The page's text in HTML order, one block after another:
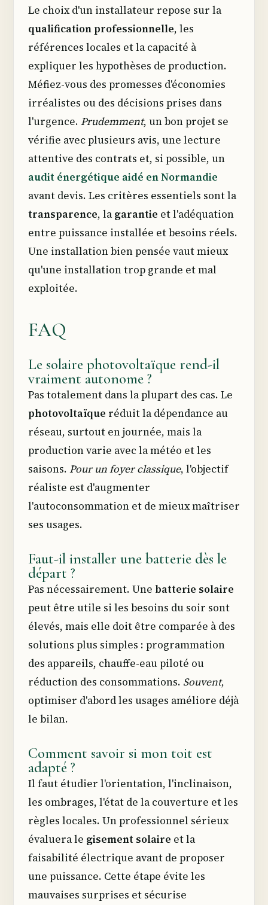
Le choix d'un installateur repose sur la
qualification professionnelle, les
références locales et la capacité à
expliquer les hypothèses de production.
Méfiez-vous des promesses d'économies
irréalistes ou des décisions prises dans
l'urgence. Prudemment, un bon projet se
vérifie avec plusieurs avis, une lecture
attentive des contrats et, si possible, un
audit énergétique aidé en Normandie
avant devis. Les critères essentiels sont la
transparence, lagarantie et l'adéquation
entre puissance installée et besoins réels.
Une installation bien pensée vaut mieux
qu'une installation trop grande et mal
exploitée.
FAQ
Le solaire photovoltaïque rend-il
vraiment autonome ?
Pas totalement dans la plupart des cas. Le
photovoltaïque réduit la dépendance au
réseau, surtout en journée, mais la
production varie avec la météo et les
saisons. Pour un foyer classique, l'objectif
réaliste est d'augmenter
l'autoconsommation et de mieux maîtriser
ses usages.
Faut-il installer une batterie dès le
départ ?
Pas nécessairement. Une batterie solaire
peut être utile si les besoins du soir sont
élevés, mais elle doit être comparée à des
solutions plus simples : programmation
des appareils, chauffe-eau piloté ou
réduction des consommations. Souvent,
optimiser d'abord les usages améliore déjà
le bilan.
Comment savoir si mon toit est
adapté ?
Il faut étudier l'orientation, l'inclinaison,
les ombrages, l'état de la couverture et les
règles locales. Un professionnel sérieux
évaluera le gisement solaire et la
faisabilité électrique avant de proposer
une puissance. Cette étape évite les
mauvaises surprises et sécurise